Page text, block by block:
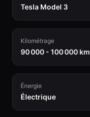
Tesla Model 3
Kilométrage
90 000 - 100 000 km
Énergie
Électrique